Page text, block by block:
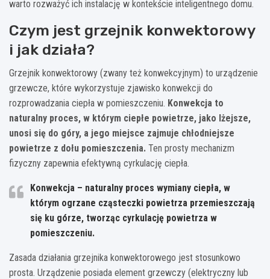
warto rozważyć ich instalację w kontekście inteligentnego domu.
Czym jest grzejnik konwektorowy
i jak działa?
Grzejnik konwektorowy (zwany też konwekcyjnym) to urządzenie
grzewcze, które wykorzystuje zjawisko konwekcji do
rozprowadzania ciepła w pomieszczeniu. Konwekcja to
naturalny proces, w którym ciepłe powietrze, jako lżejsze,
unosi się do góry, a jego miejsce zajmuje chłodniejsze
powietrze z dołu pomieszczenia. Ten prosty mechanizm
fizyczny zapewnia efektywną cyrkulację ciepła.
Konwekcja – naturalny proces wymiany ciepła, w
którym ogrzane cząsteczki powietrza przemieszczają
się ku górze, tworząc cyrkulację powietrza w
pomieszczeniu.
Zasada działania grzejnika konwektorowego jest stosunkowo
prosta. Urządzenie posiada element grzewczy (elektryczny lub